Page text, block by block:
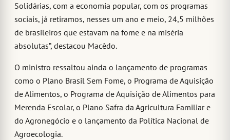
Solidárias, com a economia popular, com os programas
sociais, já retiramos, nesses um ano e meio, 24,5 milhões
de brasileiros que estavam na fome e na miséria
absolutas”, destacou Macêdo.
O ministro ressaltou ainda o lançamento de programas
como o Plano Brasil Sem Fome, o Programa de Aquisição
de Alimentos, o Programa de Aquisição de Alimentos para
Merenda Escolar, o Plano Safra da Agricultura Familiar e
do Agronegócio e o lançamento da Política Nacional de
Agroecologia.